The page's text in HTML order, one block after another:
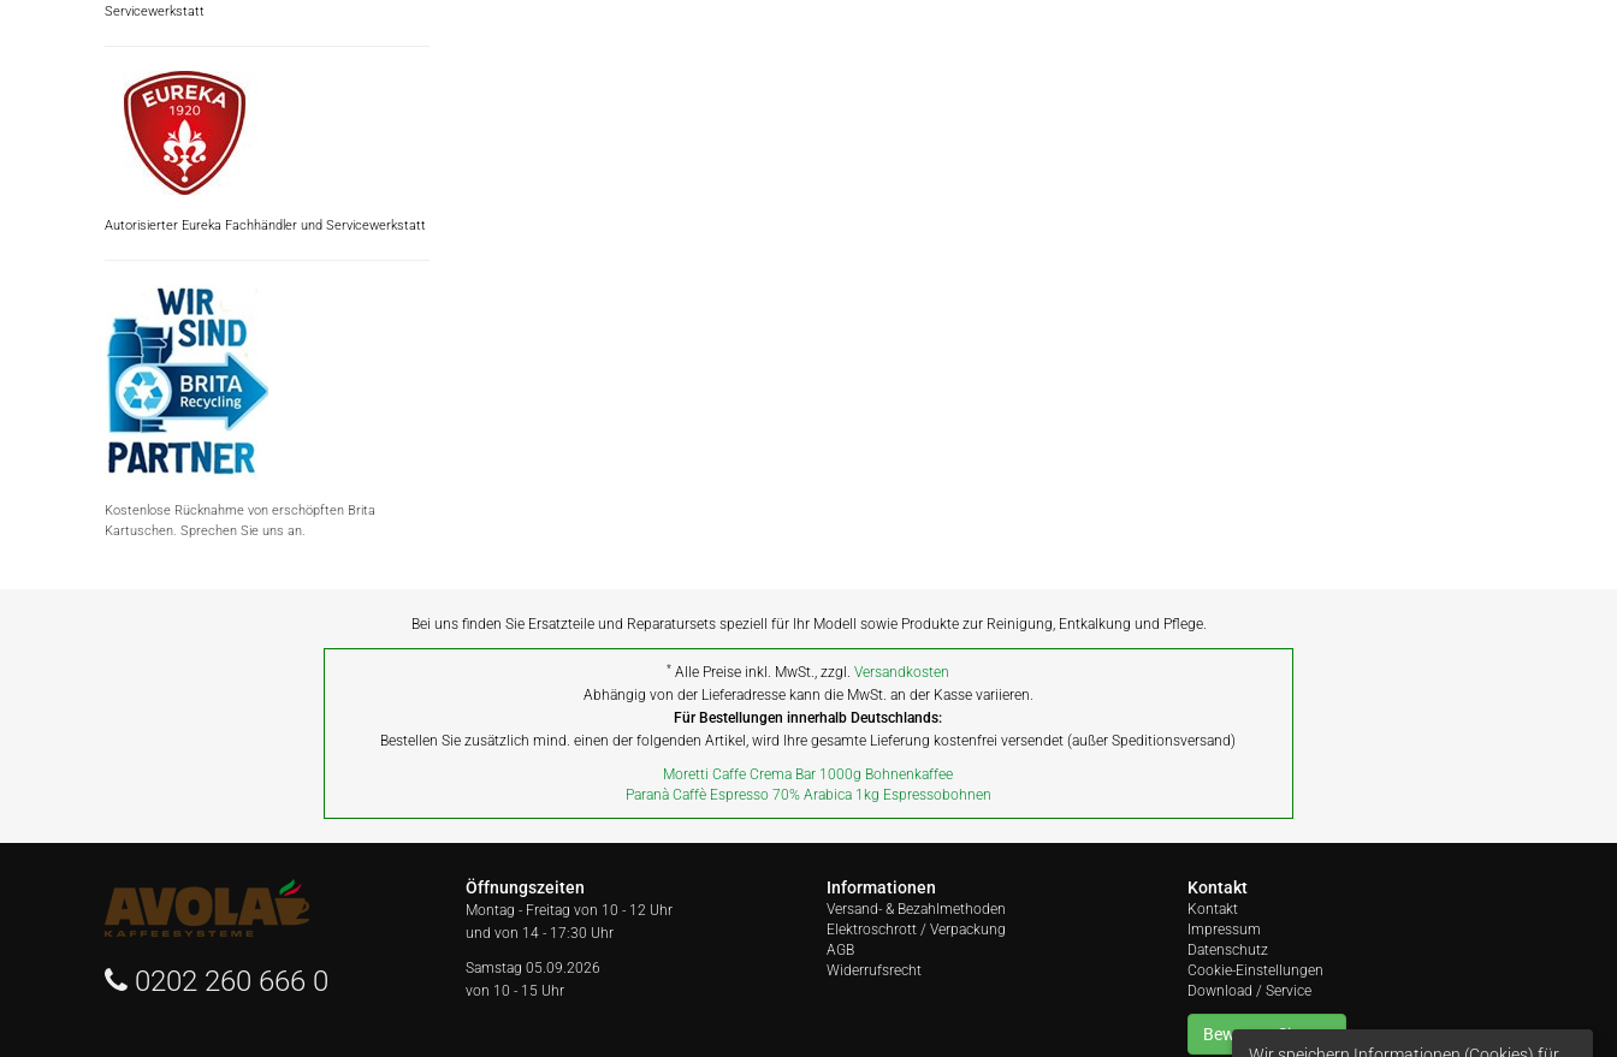
Servicewerkstatt
Autorisierter Eureka Fachhändler und Servicewerkstatt
Kostenlose Rücknahme von erschöpften Brita
Kartuschen. Sprechen Sie uns an.
Bei uns finden Sie Ersatzteile und Reparatursets speziell für Ihr Modell sowie Produkte zur Reinigung, Entkalkung und Pflege.
* Alle Preise inkl. MwSt., zzgl.Versandkosten
Abhängig von der Lieferadresse kann die MwSt. an der Kasse variieren.
Für Bestellungen innerhalb Deutschlands:
Bestellen Sie zusätzlich mind. einen der folgenden Artikel, wird Ihre gesamte Lieferung kostenfrei versendet (außer Speditionsversand)
Moretti Caffe Crema Bar 1000g Bohnenkaffee
Paranà Caffè Espresso 70% Arabica 1kg Espressobohnen
0202 260 666 0
Öffnungszeiten
Montag - Freitag von 10 - 12 Uhr
und von 14 - 17:30 Uhr
Samstag 05.09.2026
von 10 - 15 Uhr
Informationen
Versand- & Bezahlmethoden
Elektroschrott / Verpackung
AGB
Widerrufsrecht
Kontakt
Kontakt
Impressum
Datenschutz
Cookie-Einstellungen
Download / Service
Bewerten Sie uns